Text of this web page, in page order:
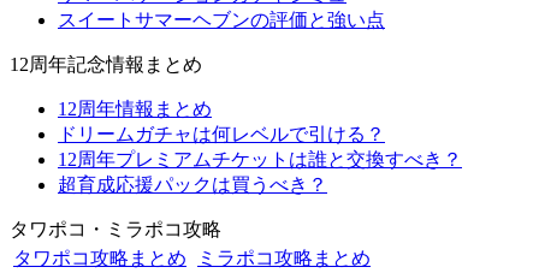
スイートサマーヘブンの評価と強い点
12周年記念情報まとめ
12周年情報まとめ
ドリームガチャは何レベルで引ける？
12周年プレミアムチケットは誰と交換すべき？
超育成応援パックは買うべき？
タワポコ・ミラポコ攻略
タワポコ攻略まとめ
ミラポコ攻略まとめ